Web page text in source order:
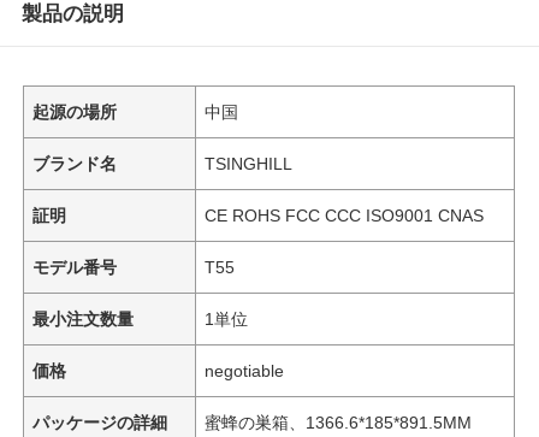
製品の説明
起源の場所 中国
ブランド名 TSINGHILL
証明 CE ROHS FCC CCC ISO9001 CNAS
モデル番号 T55
最小注文数量 1単位
価格 negotiable
パッケージの詳細 蜜蜂の巣箱、1366.6*185*891.5MM